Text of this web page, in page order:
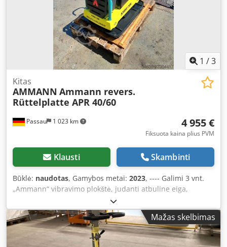
1 /3
Passau 1 023 km
Kitas
AMMANN Ammann revers.
Rüttelplatte APR 40/60
4 955 €
Fiksuota kaina plius PVM
Klausti Skambinti
Būklė: naudotas, Gamybos metai: 2023, ---- Galimi 3 vnt.
„Ammann“ vibravimo plokštė, judanti atbuline eiga,
modelis APR 40/60. Įranga: 100563147 Pagaminimo metai:
2023 „Ammann“ vibravimo plokštė, judanti atbuline eiga,
modelis APR 40/60. Įranga: 100563148 Pagaminimo metai:
2023 Techniniai duomenys: Variklis: „Hatz“ / dyzelinis
Mašinos svoris: 284 kg Dkodpfxjzkzzbo Aa Ejr Tankavimo
Mažas skelbimas